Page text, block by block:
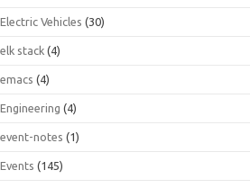
Electric Vehicles (30)
elk stack (4)
emacs (4)
Engineering (4)
event-notes (1)
Events (145)